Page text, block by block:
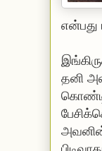
என்பது
தனி